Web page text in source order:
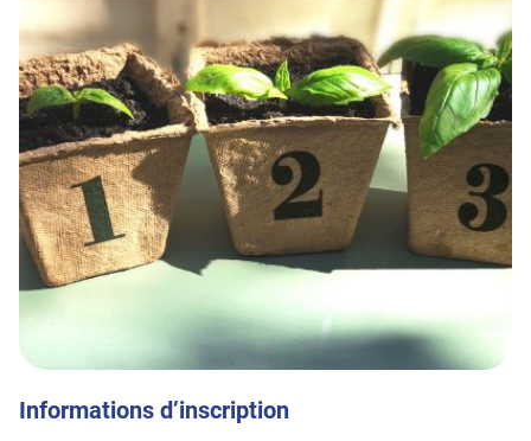
Informations d’inscription